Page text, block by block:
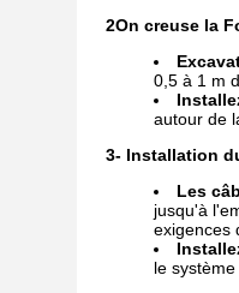
2On creuse la
0,5 à 1 m
autour de
3- Installation
Les
jusqu'à
exigences
le